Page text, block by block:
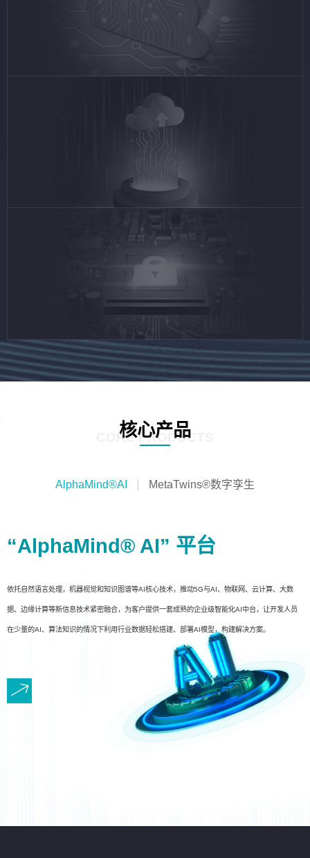
核心产品
CORE PRODUCTS
AlphaMind®AI MetaTwins®数字孪生
“AlphaMind® AI” 平台
依托自然语言处理，机器视觉和知识图谱等AI核心技术，推动5G与AI、物联网、云计算、大数
据、边缘计算等新信息技术紧密融合，为客户提供一套成熟的企业级智能化AI中台，让开发人员
在少量的AI、算法知识的情况下利用行业数据轻松搭建、部署AI模型，构建解决方案。